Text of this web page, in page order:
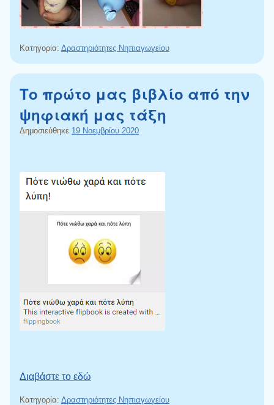
Κατηγορία: Δραστηριότητες Νηπιαγωγείου
Το πρώτο μας βιβλίο από την
ψηφιακή μας τάξη
Δημοσιεύθηκε 19 Νοεμβρίου 2020
Διαβάστε το εδώ
Κατηγορία: Δραστηριότητες Νηπιαγωγείου